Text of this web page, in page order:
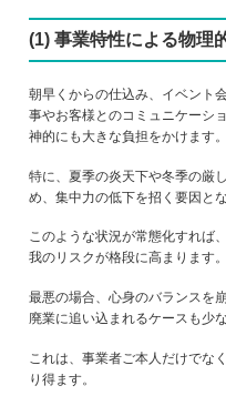
(1) 事業特性による物理
朝早くからの仕込み、イベント
事やお客様とのコミュニケーシ
神的にも大きな負担をかけます。
特に、夏季の炎天下や冬季の厳
め、集中力の低下を招く要因と
このような状況が常態化すれば
我のリスクが格段に高まります。
最悪の場合、心身のバランスを
廃業に追い込まれるケースも少
これは、事業者ご本人だけでな
り得ます。